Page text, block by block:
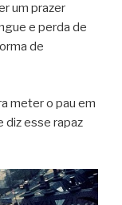
um prazer
e perda de
de
meter o pau em
diz esse rapaz